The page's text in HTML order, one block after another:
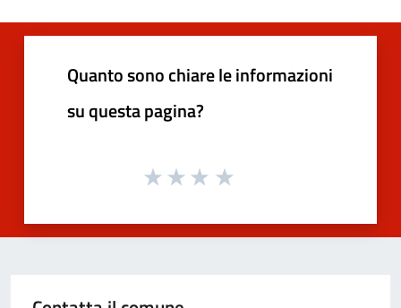
Quanto sono chiare le informazioni
su questa pagina?